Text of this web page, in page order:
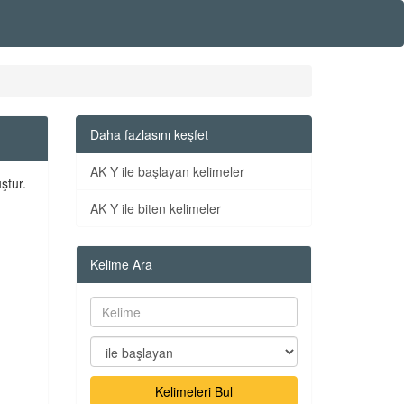
Daha fazlasını keşfet
AK Y ile başlayan kelimeler
AK Y ile biten kelimeler
Kelime Ara
Kelimeleri Bul